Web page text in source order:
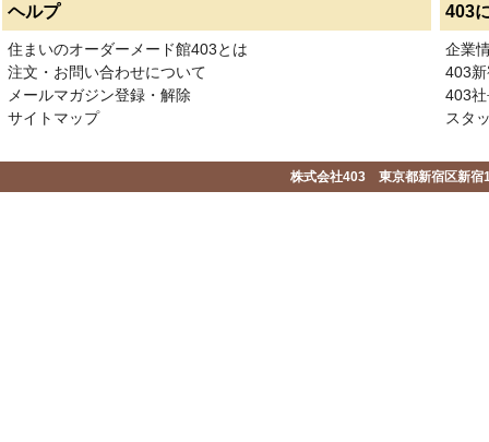
ヘルプ 403
住まいのオーダーメード館403とは
注文・お問い合わせについて
メールマガジン登録・解除
サイトマップ
企業
403
403
スタ
株式会社403 東京都新宿区新